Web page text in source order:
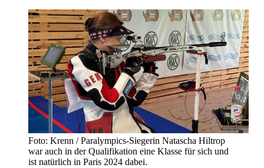
Foto: Krenn / Paralympics-Siegerin Natascha Hiltrop
war auch in der Qualifikation eine Klasse für sich und
ist natürlich in Paris 2024 dabei.